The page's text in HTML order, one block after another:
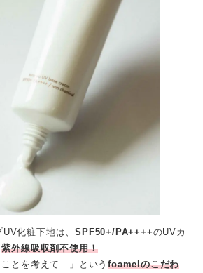
化粧下地は、SPF50+/PA++++のUVカ
紫外線吸収剤不使用！
ことを考えて…」というfoamelのこだわ